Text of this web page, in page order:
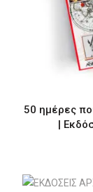
50 ημέρες
|